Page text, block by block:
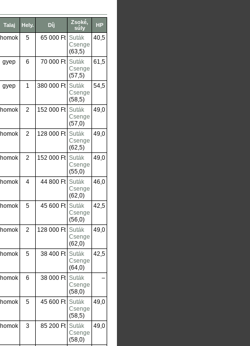
Talaj Hely. Díj
Zsoké,
súly
HP
homok 5 65 000 Ft Suták
Csenge
(63,5)
40,5
gyep 6 70 000 Ft Suták
Csenge
(57,5)
61,5
gyep 1 380 000 Ft Suták
Csenge
(58,5)
54,5
homok 2 152 000 Ft Suták
Csenge
(57,0)
49,0
homok 2 128 000 Ft Suták
Csenge
(62,5)
49,0
homok 2 152 000 Ft Suták
Csenge
(55,0)
49,0
homok 4 44 800 Ft Suták
Csenge
(62,0)
46,0
homok 5 45 600 Ft Suták
Csenge
(56,0)
42,5
homok 2 128 000 Ft Suták
Csenge
(62,0)
49,0
homok 5 38 400 Ft Suták
Csenge
(64,0)
42,5
homok 6 38 000 Ft Suták
Csenge
(58,0)
–
homok 5 45 600 Ft Suták
Csenge
(58,5)
49,0
homok 3 85 200 Ft Suták
Csenge
(58,0)
49,0